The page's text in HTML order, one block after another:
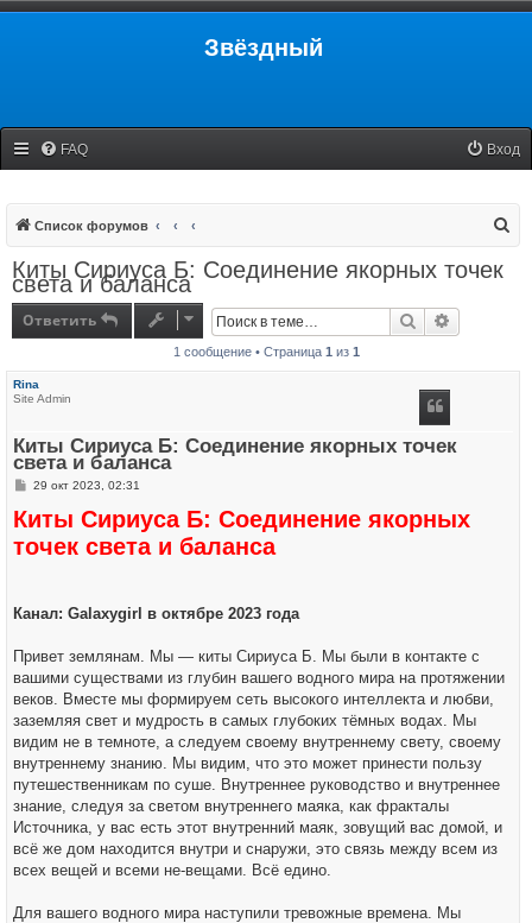
Звёздный
FAQ Вход
Список форумов
Киты Сириуса Б: Соединение якорных точек
света и баланса
Ответить Поиск
1 сообщение • Страница 1 из 1
Rina
Site Admin
Киты Сириуса Б: Соединение якорных точек
света и баланса
С
о
б
щ
е
29 окт 2023, 02:31
Киты Сириуса Б: Соединение якорных
точек света и баланса
Канал: Galaxygirl в октябре 2023 года
Привет землянам. Мы — киты Сириуса Б. Мы были в контакте с
вашими существами из глубин вашего водного мира на протяжении
веков. Вместе мы формируем сеть высокого интеллекта и любви,
заземляя свет и мудрость в самых глубоких тёмных водах. Мы
видим не в темноте, а следуем своему внутреннему свету, своему
внутреннему знанию. Мы видим, что это может принести пользу
путешественникам по суше. Внутреннее руководство и внутреннее
знание, следуя за светом внутреннего маяка, как фракталы
Источника, у вас есть этот внутренний маяк, зовущий вас домой, и
всё же дом находится внутри и снаружи, это связь между всем из
всех вещей и всеми не-вещами. Всё едино.
Для вашего водного мира наступили тревожные времена. Мы